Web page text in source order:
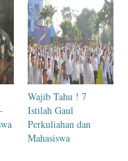
Wajib Tahu ! 7
Istilah Gaul
Perkuliahan dan
Mahasiswa